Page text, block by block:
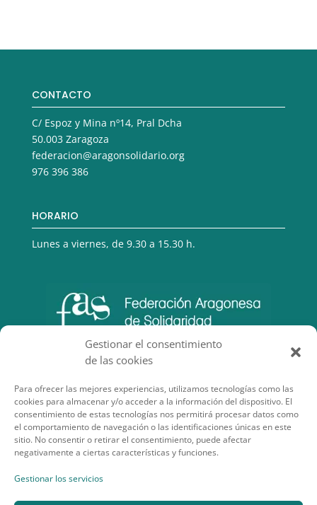
Gestionar el consentimiento
de las cookies
Para ofrecer las mejores experiencias, utilizamos tecnologías como las
cookies para almacenar y/o acceder a la información del dispositivo. El
consentimiento de estas tecnologías nos permitirá procesar datos como
el comportamiento de navegación o las identificaciones únicas en este
sitio. No consentir o retirar el consentimiento, puede afectar
negativamente a ciertas características y funciones.
Gestionar los servicios
CONTACTO
C/ Espoz y Mina nº14, Pral Dcha
50.003 Zaragoza
federacion@aragonsolidario.org
976 396 386
HORARIO
Lunes a viernes, de 9.30 a 15.30 h.
SECCIONES DE INTERÉS